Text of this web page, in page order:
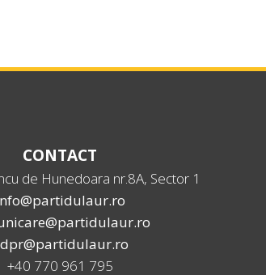
CONTACT
de Hunedoara nr.8A, Sector 1
+40 770 961 795